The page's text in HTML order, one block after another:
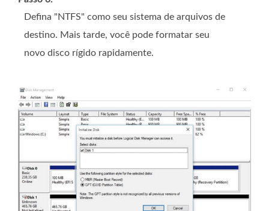
Defina "NTFS" como seu sistema de arquivos de
destino. Mais tarde, você pode formatar seu
novo disco rígido rapidamente.